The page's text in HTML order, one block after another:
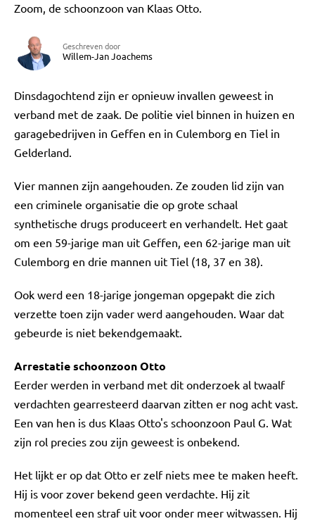
Zoom, de schoonzoon van Klaas Otto.
Geschreven door
Willem-Jan Joachems
Dinsdagochtend zijn er opnieuw invallen geweest in
verband met de zaak. De politie viel binnen in huizen en
garagebedrijven in Geffen en in Culemborg en Tiel in
Gelderland.
Vier mannen zijn aangehouden. Ze zouden lid zijn van
een criminele organisatie die op grote schaal
synthetische drugs produceert en verhandelt. Het gaat
om een 59-jarige man uit Geffen, een 62-jarige man uit
Culemborg en drie mannen uit Tiel (18, 37 en 38).
Ook werd een 18-jarige jongeman opgepakt die zich
verzette toen zijn vader werd aangehouden. Waar dat
gebeurde is niet bekendgemaakt.
Arrestatie schoonzoon Otto
Eerder werden in verband met dit onderzoek al twaalf
verdachten gearresteerd daarvan zitten er nog acht vast.
Een van hen is dus Klaas Otto's schoonzoon Paul G. Wat
zijn rol precies zou zijn geweest is onbekend.
Het lijkt er op dat Otto er zelf niets mee te maken heeft.
Hij is voor zover bekend geen verdachte. Hij zit
momenteel een straf uit voor onder meer witwassen. Hij